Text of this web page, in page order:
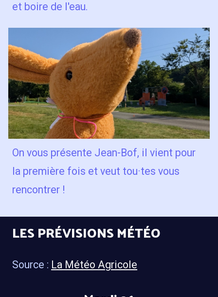
et boire de l'eau.
On vous présente Jean-Bof, il vient pour
la première fois et veut tou·tes vous
rencontrer !
LES PRÉVISIONS MÉTÉO
Source : La Météo Agricole